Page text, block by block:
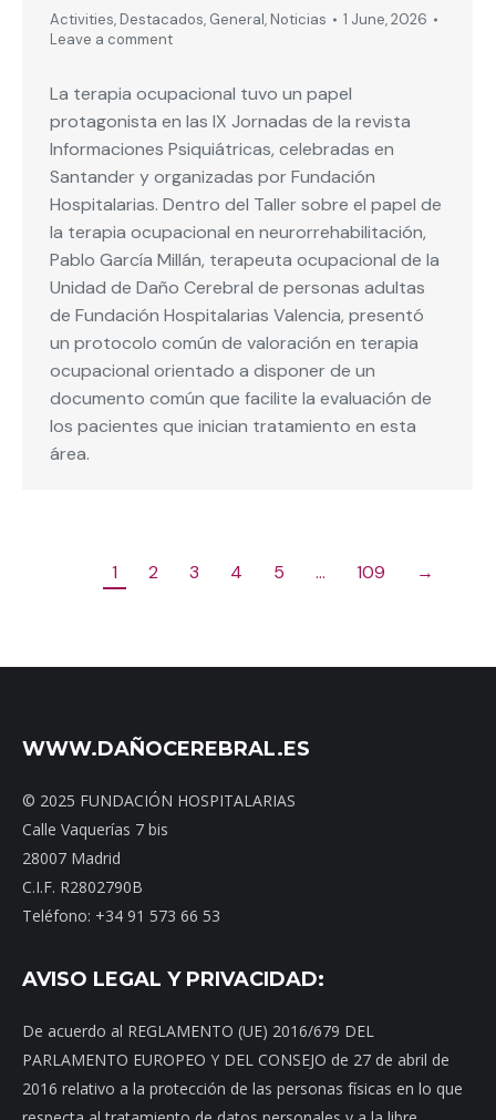
Activities, Destacados, General, Noticias
1 June, 2026
Leave a comment
La terapia ocupacional tuvo un papel
protagonista en las IX Jornadas de la revista
Informaciones Psiquiátricas, celebradas en
Santander y organizadas por Fundación
Hospitalarias. Dentro del Taller sobre el papel de
la terapia ocupacional en neurorrehabilitación,
Pablo García Millán, terapeuta ocupacional de la
Unidad de Daño Cerebral de personas adultas
de Fundación Hospitalarias Valencia, presentó
un protocolo común de valoración en terapia
ocupacional orientado a disponer de un
documento común que facilite la evaluación de
los pacientes que inician tratamiento en esta
área.
1 2 3 4 5 … 109 →
WWW.DAÑOCEREBRAL.ES
© 2025 FUNDACIÓN HOSPITALARIAS
Calle Vaquerías 7 bis
28007 Madrid
C.I.F. R2802790B
Teléfono: +34 91 573 66 53
AVISO LEGAL Y PRIVACIDAD:
De acuerdo al REGLAMENTO (UE) 2016/679 DEL
PARLAMENTO EUROPEO Y DEL CONSEJO de 27 de abril de
2016 relativo a la protección de las personas físicas en lo que